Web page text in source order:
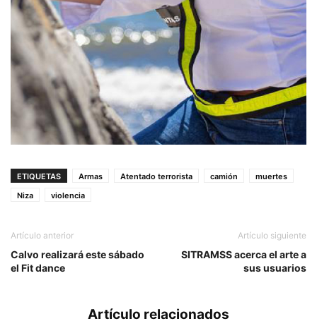
ETIQUETAS Armas Atentado terrorista camión
muertes
Niza
violencia
Artículo anterior
Calvo realizará este sábado
el Fit dance
Artículo siguiente
SITRAMSS acerca el arte a
sus usuarios
Artículo relacionados